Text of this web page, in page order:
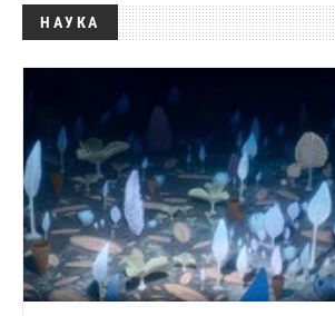
НАУКА